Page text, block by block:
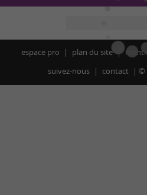
espace pro plan du site
suivez-nous
contact ©